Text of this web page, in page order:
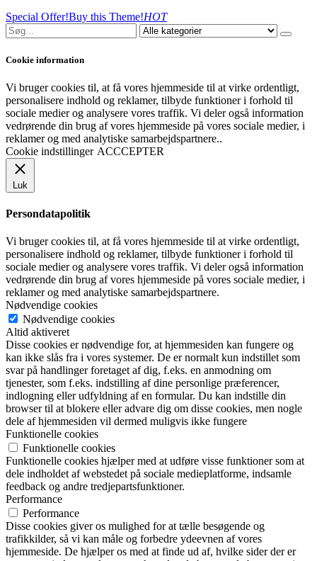
Special Offer!Buy this Theme!HOT
Cookie information
Vi bruger cookies til, at få vores hjemmeside til at virke ordentligt,
personalisere indhold og reklamer, tilbyde funktioner i forhold til
sociale medier og analysere vores traffik. Vi deler også information
vedrørende din brug af vores hjemmeside på vores sociale medier, i
reklamer og med analytiske samarbejdspartnere..
Cookie indstillinger ACCCEPTER
Luk
Persondatapolitik
Vi bruger cookies til, at få vores hjemmeside til at virke ordentligt,
personalisere indhold og reklamer, tilbyde funktioner i forhold til
sociale medier og analysere vores traffik. Vi deler også information
vedrørende din brug af vores hjemmeside på vores sociale medier, i
reklamer og med analytiske samarbejdspartnere.
Nødvendige cookies
Nødvendige cookies
Altid aktiveret
Disse cookies er nødvendige for, at hjemmesiden kan fungere og
kan ikke slås fra i vores systemer. De er normalt kun indstillet som
svar på handlinger foretaget af dig, f.eks. en anmodning om
tjenester, som f.eks. indstilling af dine personlige præferencer,
indlogning eller udfyldning af en formular. Du kan indstille din
browser til at blokere eller advare dig om disse cookies, men nogle
dele af hjemmesiden vil dermed muligvis ikke fungere
Funktionelle cookies
Funktionelle cookies
Funktionelle cookies hjælper med at udføre visse funktioner som at
dele indholdet af webstedet på sociale medieplatforme, indsamle
feedback og andre tredjepartsfunktioner.
Performance
Performance
Disse cookies giver os mulighed for at tælle besøgende og
trafikkilder, så vi kan måle og forbedre ydeevnen af vores
hjemmeside. De hjælper os med at finde ud af, hvilke sider der er